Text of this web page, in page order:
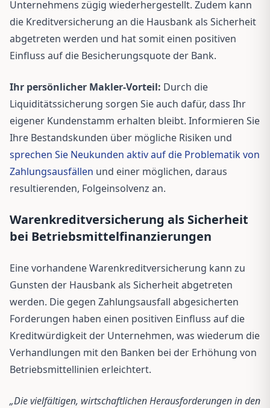
Unternehmens zügig wiederhergestellt. Zudem kann
die Kreditversicherung an die Hausbank als Sicherheit
abgetreten werden und hat somit einen positiven
Einfluss auf die Besicherungsquote der Bank.
Ihr persönlicher Makler-Vorteil: Durch die
Liquiditätssicherung sorgen Sie auch dafür, dass Ihr
eigener Kundenstamm erhalten bleibt. Informieren Sie
Ihre Bestandskunden über mögliche Risiken und
sprechen Sie Neukunden aktiv auf die Problematik von
Zahlungsausfällen und einer möglichen, daraus
resultierenden, Folgeinsolvenz an.
Warenkreditversicherung als Sicherheit
bei Betriebsmittelfinanzierungen
Eine vorhandene Warenkreditversicherung kann zu
Gunsten der Hausbank als Sicherheit abgetreten
werden. Die gegen Zahlungsausfall abgesicherten
Forderungen haben einen positiven Einfluss auf die
Kreditwürdigkeit der Unternehmen, was wiederum die
Verhandlungen mit den Banken bei der Erhöhung von
Betriebsmittellinien erleichtert.
„Die vielfältigen, wirtschaftlichen Herausforderungen in den